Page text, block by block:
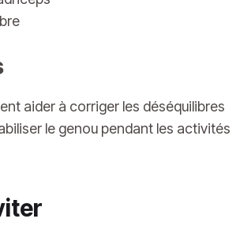
aider à corriger les déséquilibres
le genou pendant les activités